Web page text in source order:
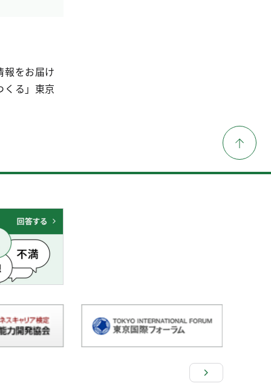
報をお届け
くる」東京